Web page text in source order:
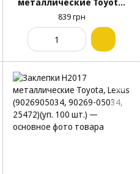
Mitsubishi
(9026906017,90269A0005,
MR328796)(уп. 100 шт.)
839 грн